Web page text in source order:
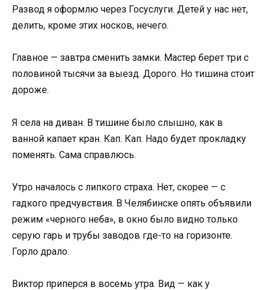
Развод я оформлю через Госуслуги. Детей у нас нет,
делить, кроме этих носков, нечего.
Главное — завтра сменить замки. Мастер берет три с
половиной тысячи за выезд. Дорого. Но тишина стоит
дороже.
Я села на диван. В тишине было слышно, как в
ванной капает кран. Кап. Кап. Надо будет прокладку
поменять. Сама справлюсь.
Утро началось с липкого страха. Нет, скорее — с
гадкого предчувствия. В Челябинске опять объявили
режим «черного неба», в окно было видно только
серую гарь и трубы заводов где-то на горизонте.
Горло драло.
Виктор приперся в восемь утра. Вид — как у